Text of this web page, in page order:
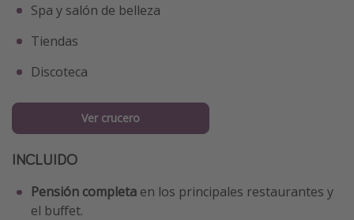
Spa y salón de belleza
Tiendas
Discoteca
Ver crucero
INCLUIDO
Pensión completa en los principales restaurantes y
el buffet.